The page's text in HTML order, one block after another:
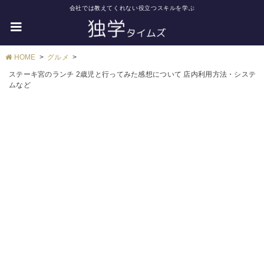
会社では教えてくれない役立つスキルを学ぶ
HOME グルメ
ステーキ宮のランチ 2歳児と行ってみた感想について 店内利用方法・システ
ムなど